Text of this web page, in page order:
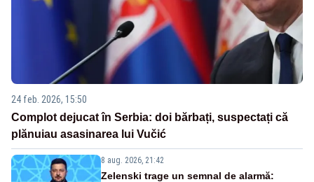
24 feb. 2026, 15:50
Complot dejucat în Serbia: doi bărbați, suspectați că
plănuiau asasinarea lui Vučić
8 aug. 2026, 21:42
Zelenski trage un semnal de alarmă: